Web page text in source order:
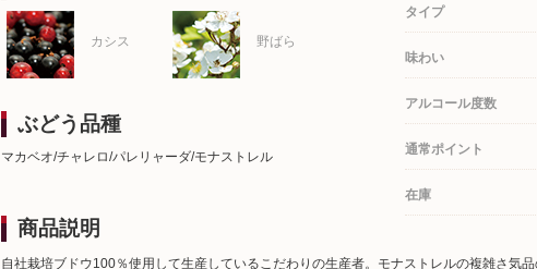
タイプ
味わい
アルコール度数
通常ポイント
在庫
カシス 野ばら
ぶどう品種
マカベオ/チャレロ/パレリャーダ/モナストレル
商品説明
自社栽培ブドウ100％使用して生産しているこだわりの生産者。モナストレルの複雑さ気